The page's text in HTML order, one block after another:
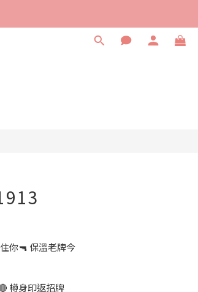
你🔫 保溫老牌今
樽身印返招牌
立即購買